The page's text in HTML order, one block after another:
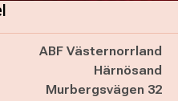
ABF Västernorrland
Härnösand
Murbergsvägen 32